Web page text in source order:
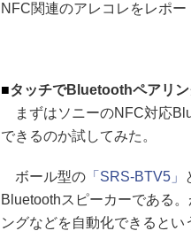
NFC関連のアレコレをレポー
■タッチでBluetoothペアリン
まずはソニーのNFC対応
できるのか試してみた。
ボール型の 「SRS-BTV5」
Bluetoothスピーカーである
ングなどを自動化できるとい